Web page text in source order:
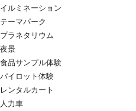
イルミネーション
テーマパーク
プラネタリウム
夜景
食品サンプル体験
パイロット体験
レンタルカート
人力車